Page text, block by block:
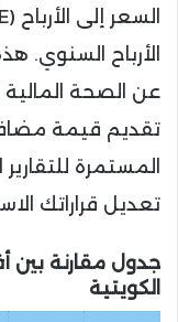
الأرباح
عن الصحة المالية
تقديم قيمة
المستمرة
تعديل قراراتك
جدول مقارنة بين
الكويتية